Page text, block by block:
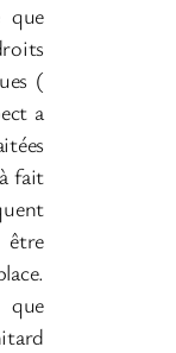
que
(
a
fait
être